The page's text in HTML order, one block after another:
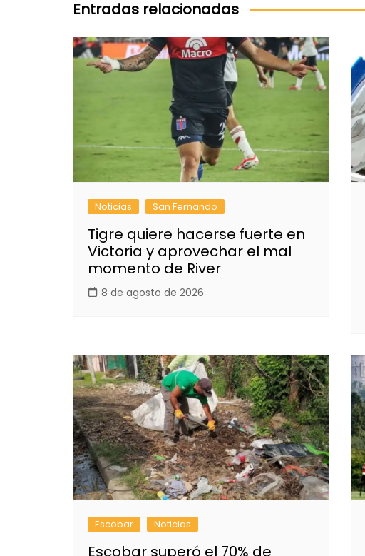
entradas
Entradas relacionadas
Noticias San Fernando
Tigre quiere hacerse fuerte en
Victoria y aprovechar el mal
momento de River
8 de agosto de 2026
Escobar Noticias
Escobar superó el 70% de